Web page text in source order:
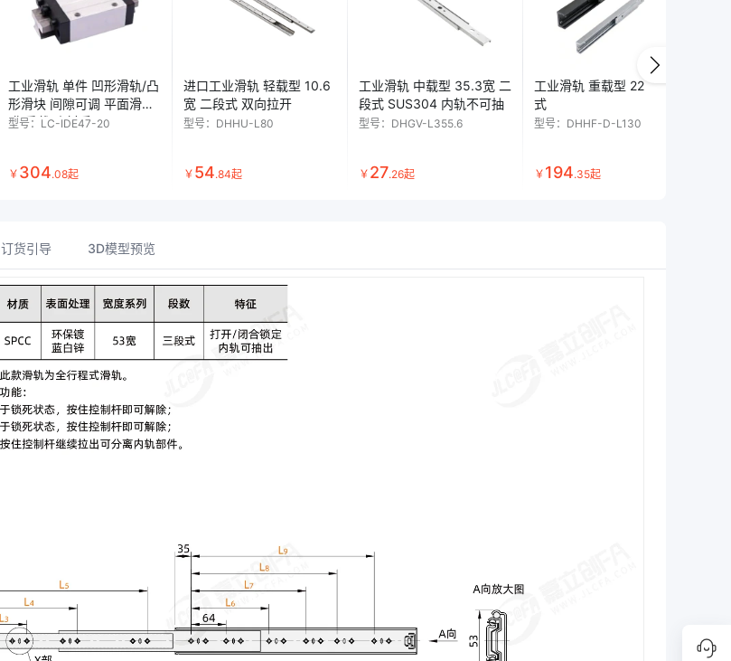
工业滑轨 单件 凹形滑轨/凸
形滑块 间隙可调 平面滑动
膜 重载型 材质AlMgSi0.5
型号： LC-IDE47-20
￥ 304.08起
进口工业滑轨 轻载型 10.6
宽 二段式 双向拉开
型号： DHHU-L80
￥ 54.84起
工业滑轨 中载型 35.3宽 二
段式 SUS304 内轨不可抽
型号： DHGV-L355.6
￥ 27.26起
工业滑轨 重载型 22宽·二段
式
型号： DHHF-D-L130
￥ 194.35起
订货引导 3D模型预览